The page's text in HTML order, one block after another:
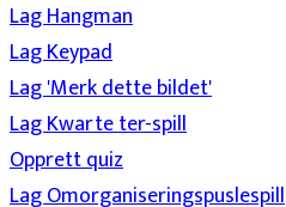
Lag Hangman
Lag Keypad
Lag 'Merk dette bildet'
Lag Kwarte ter-spill
Opprett quiz
Lag Omorganiseringspuslespill